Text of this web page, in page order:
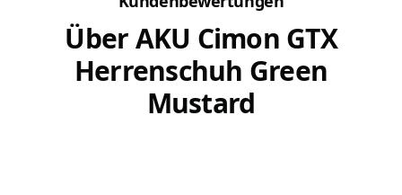
Über AKU Cimon GTX
Herrenschuh Green
Mustard